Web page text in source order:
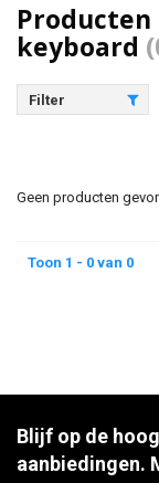
Producten
keyboard
Filter
Geen producten
Toon 1 - 0 van 0
Blijf op de
aanbiedingen.